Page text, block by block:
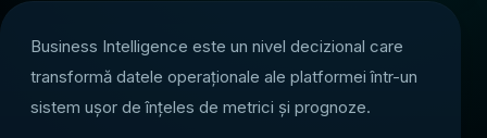
Business Intelligence este un nivel decizional care
transformă datele operaționale ale platformei într-un
sistem ușor de înțeles de metrici și prognoze.